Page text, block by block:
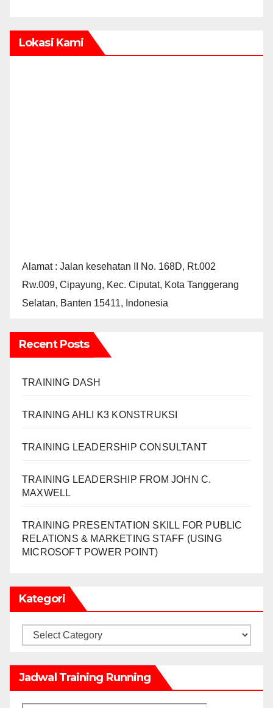
Lokasi Kami
Alamat : Jalan kesehatan II No. 168D, Rt.002
Rw.009, Cipayung, Kec. Ciputat, Kota Tanggerang
Selatan, Banten 15411, Indonesia
Recent Posts
TRAINING DASH
TRAINING AHLI K3 KONSTRUKSI
TRAINING LEADERSHIP CONSULTANT
TRAINING LEADERSHIP FROM JOHN C.
MAXWELL
TRAINING PRESENTATION SKILL FOR PUBLIC
RELATIONS & MARKETING STAFF (USING
MICROSOFT POWER POINT)
Kategori
Kategori
Jadwal Training Running